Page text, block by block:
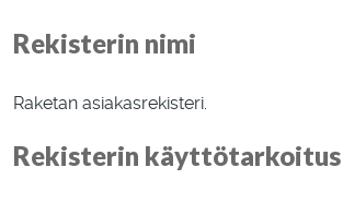
Rekisterin nimi
Raketan asiakasrekisteri.
Rekisterin käyttötarkoitus